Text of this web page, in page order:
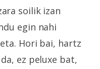
soilik izan
egin nahi
Hori bai, hartz
ez peluxe bat,